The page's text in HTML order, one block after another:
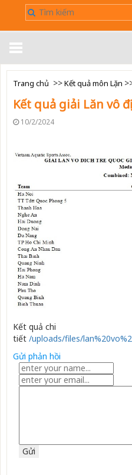
Trang chủ
Giới thiệu
Kết Quả
Luật
Liên hệ
Trang chủ >>Kết quả môn Lặn
Kết quả giải Lăn vô
10/2/2024
Kết quả chi
tiết /uploads/files/
Gửi phản hồi